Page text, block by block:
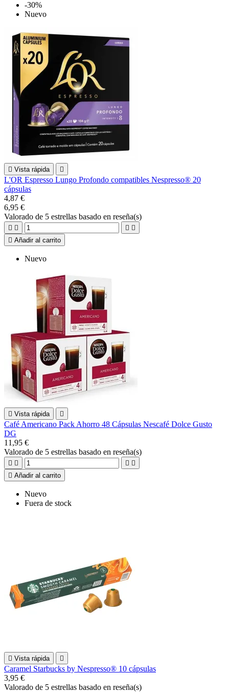
-30%
Nuevo
 Vista rápida 
L'OR Espresso Lungo Profondo compatibles Nespresso® 20
cápsulas
4,87 €
6,95 €
Valorado de 5 estrellas basado en reseña(s)
   
 Añadir al carrito
Nuevo
 Vista rápida 
Café Americano Pack Ahorro 48 Cápsulas Nescafé Dolce Gusto
DG
11,95 €
Valorado de 5 estrellas basado en reseña(s)
   
 Añadir al carrito
Nuevo
Fuera de stock
 Vista rápida 
Caramel Starbucks by Nespresso® 10 cápsulas
3,95 €
Valorado de 5 estrellas basado en reseña(s)